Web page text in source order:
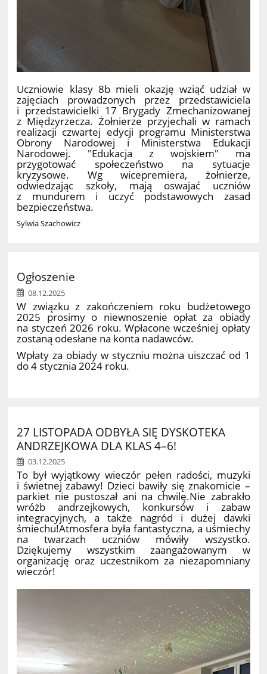
Uczniowie klasy 8b mieli okazję wziąć udział w
zajęciach prowadzonych przez przedstawiciela
i przedstawicielki 17 Brygady Zmechanizowanej
z Międzyrzecza. Żołnierze przyjechali w ramach
realizacji czwartej edycji programu Ministerstwa
Obrony Narodowej i Ministerstwa Edukacji
Narodowej. "Edukacja z wojskiem" ma
przygotować społeczeństwo na sytuacje
kryzysowe. Wg wicepremiera, żołnierze,
odwiedzając szkoły, mają oswajać uczniów
z mundurem i uczyć podstawowych zasad
bezpieczeństwa.
Sylwia Szachowicz
Ogłoszenie
08.12.2025
W związku z zakończeniem roku budżetowego
2025 prosimy o niewnoszenie opłat za obiady
na styczeń 2026 roku. Wpłacone wcześniej opłaty
zostaną odesłane na konta nadawców.
Wpłaty za obiady w styczniu można uiszczać od 1
do 4 stycznia 2024 roku.
27 LISTOPADA ODBYŁA SIĘ DYSKOTEKA
ANDRZEJKOWA DLA KLAS 4–6!
03.12.2025
To był wyjątkowy wieczór pełen radości, muzyki
i świetnej zabawy! Dzieci bawiły się znakomicie –
parkiet nie pustoszał ani na chwilę.Nie zabrakło
wróżb andrzejkowych, konkursów i zabaw
integracyjnych, a także nagród i dużej dawki
śmiechu!Atmosfera była fantastyczna, a uśmiechy
na twarzach uczniów mówiły wszystko.
Dziękujemy wszystkim zaangażowanym w
organizację oraz uczestnikom za niezapomniany
wieczór!